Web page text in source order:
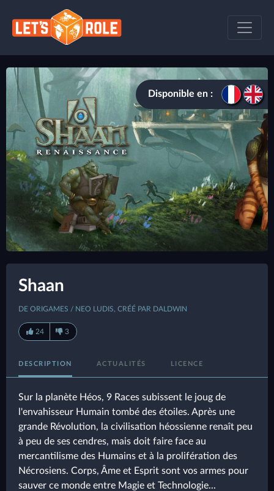
Disponible en :
Shaan
DE ORIGAMES / NEO LUDIS, CRÉÉ PAR DALDWIN
24 3
DESCRIPTION ACTUALITÉS LICENCE
Sur la planète Héos, 9 Races subissent le joug de
l'envahisseur Humain tombé des étoiles. Après une
grande Révolution, la civilisation héossienne renaît peu
à peu de ses cendres, mais doit faire face au
mercantilisme des Humains et à la prolifération des
Nécrosiens. Corps, Âme et Esprit sont vos armes pour
sauver ce monde entre Magie et Technologie...